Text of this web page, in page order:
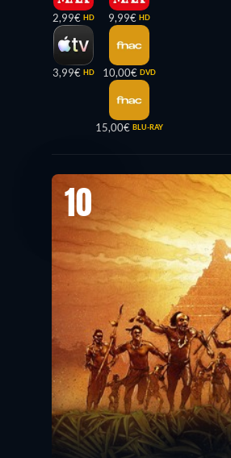
2,99€ HD
3,99€ HD
9,99€ HD
10,00€ DVD
15,00€ BLU-RAY
10